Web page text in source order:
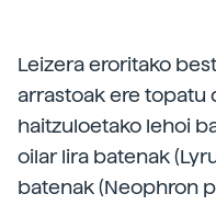
Leizera eroritako
arrastoak ere topatu
haitzuloetako lehoi
oilar lira batenak
batenak (Neophron